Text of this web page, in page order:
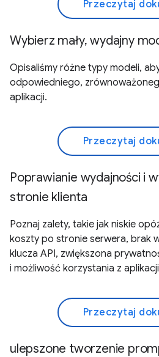
Przeczytaj
Wybierz mały, wydajny
Opisaliśmy różne typy modeli,
odpowiedniego,
aplikacji.
Przeczytaj
Poprawianie wydajności i
stronie klienta
Poznaj zalety, takie jak niskie
koszty po stronie serwera, brak
klucza API, zwiększona
i możliwość korzystania z
Przeczytaj
ulepszone tworzenie